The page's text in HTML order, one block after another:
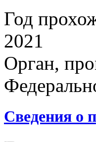
Год
2021
Орган,
Сведения о